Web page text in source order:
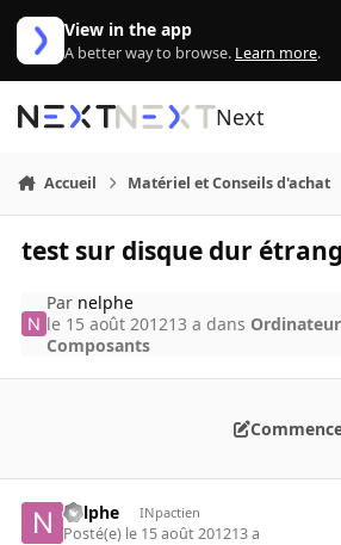
Aller au contenu
View in the app
A better way to browse. Learn more.
Next
Accueil Matériel et Conseils d'achat
test sur disque dur
Par nelphe
le 15 août 201213 a dans
Composants
nelphe INpactien
Posté(e) le 15 août 201213 a